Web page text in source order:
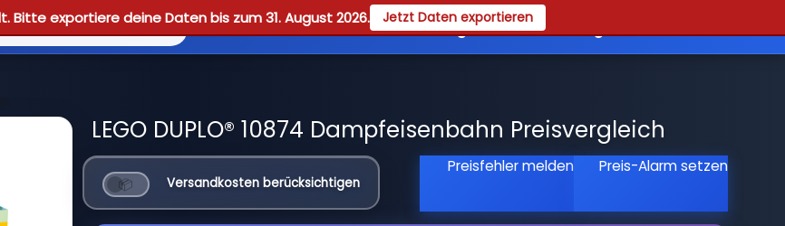
Bitte exportiere deine Daten bis zum 31. August 2026. Jetzt Daten exportieren
Reviews Guides Registrieren
LEGO DUPLO® 10874 Dampfeisenbahn Preisvergleich
Versandkosten berücksichtigen
Preisfehler melden Preis-Alarm setzen